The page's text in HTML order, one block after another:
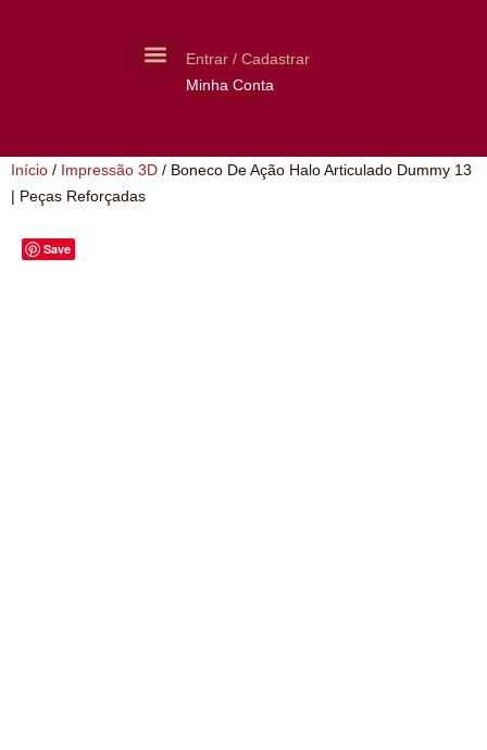
Entrar / Cadastrar
Minha Conta
Início / Impressão 3D / Boneco De Ação Halo Articulado Dummy 13
| Peças Reforçadas
Save